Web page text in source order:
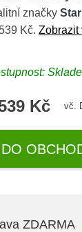
značky
539 Kč. Zobrazit
Kč vč.
DO
ZDARMA